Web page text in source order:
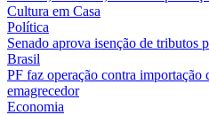
Cultura em Casa
Política
Senado aprova isenção de tributos
Brasil
PF faz operação contra importação
emagrecedor
Economia